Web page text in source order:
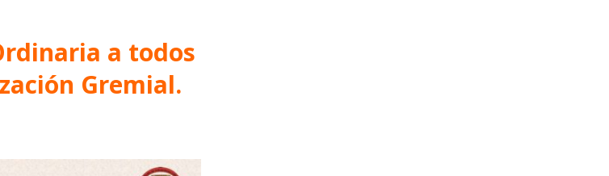
Collahuasi
a todos
Gremial.